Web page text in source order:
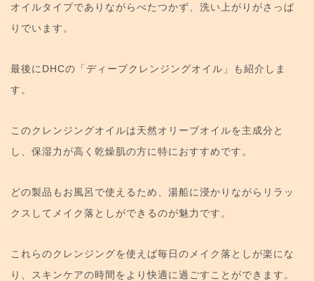
オイルタイプでありながらべたつかず、洗い上がりがさっぱ
りでいます。
最後にDHCの「ディープクレンジングオイル」も紹介しま
す。
このクレンジングオイルは天然オリーブオイルを主成分と
し、保湿力が高く乾燥肌の方に特におすすめです。
どの製品もお風呂で使えるため、湯船に浸かりながらリラッ
クスしてメイク落としができるのが魅力です。
これらのクレンジングを使えば毎日のメイク落としが楽にな
り、スキンケアの時間をより快適に過ごすことができます。